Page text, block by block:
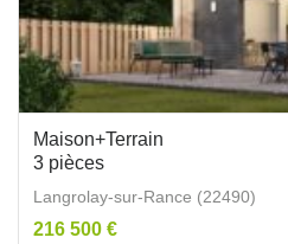
Maison+Terrain
3 pièces
Langrolay-sur-Rance (22490)
216 500 €